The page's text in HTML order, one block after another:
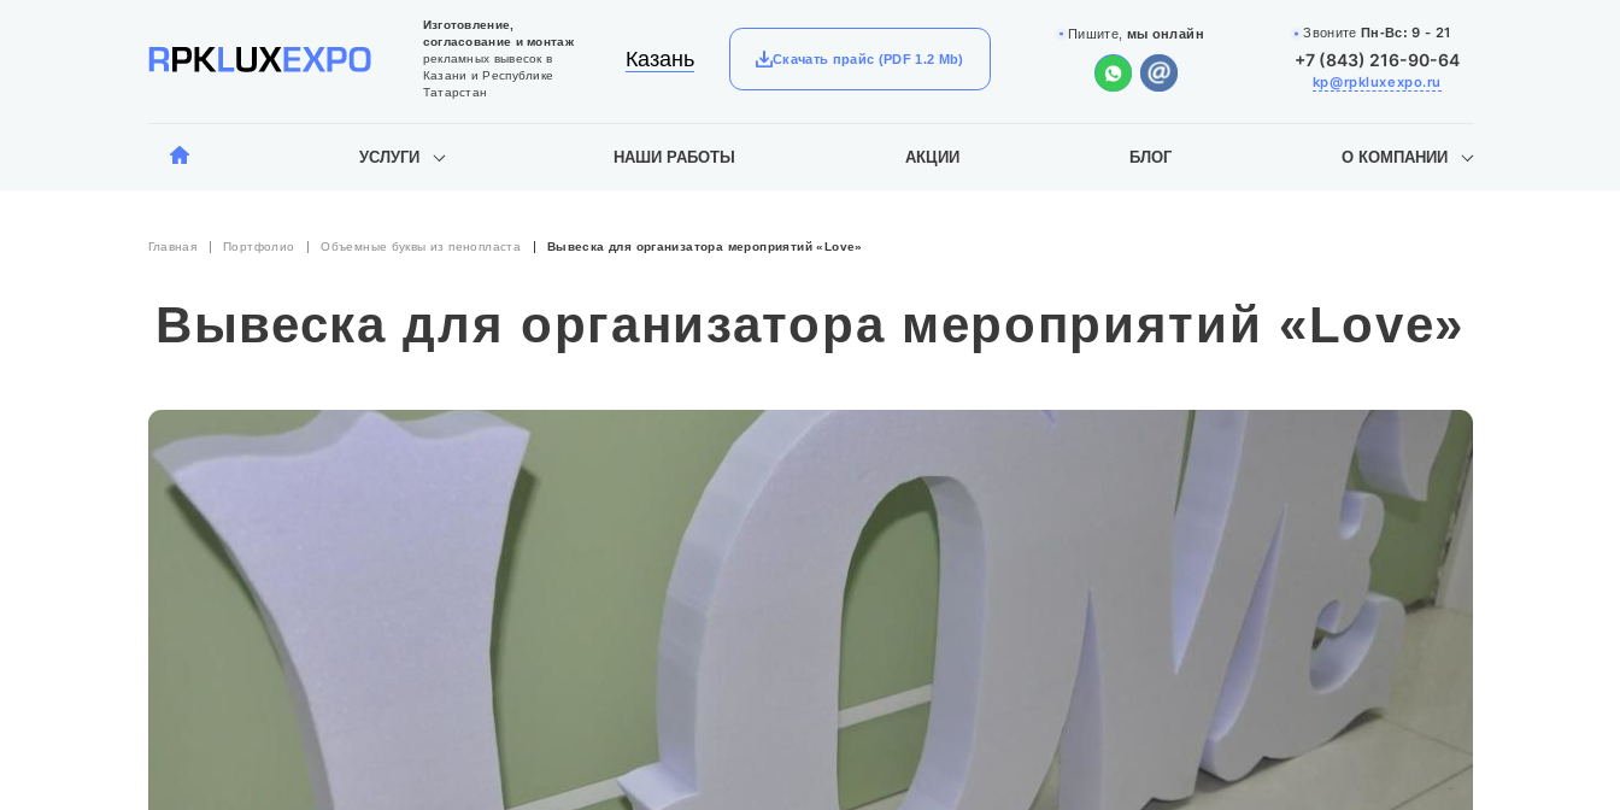
Изготовление,
согласование и монтаж
рекламных вывесок в
Казани и Республике
Татарстан
Казань Скачать прайс (PDF 1.2 Mb)
Пишите, мы онлайн Звоните Пн-Вс:9 - 21
+7 (843) 216-90-64
kp@rpkluxexpo.ru
УСЛУГИ НАШИ РАБОТЫ АКЦИИ БЛОГ О КОМПАНИИ
Главная Портфолио Объемные буквы из пенопласта Вывеска для организатора мероприятий «Love»
Вывеска для организатора мероприятий «Love»